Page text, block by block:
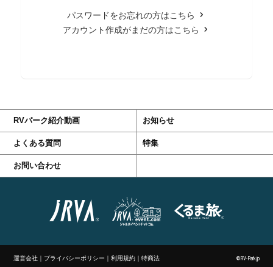
パスワードをお忘れの方はこちら
アカウント作成がまだの方はこちら
RVパーク紹介動画 お知らせ
よくある質問 特集
お問い合わせ
運営会社 ｜ プライバシーポリシー ｜利用規約 ｜特商法 ©RV-Park.jp